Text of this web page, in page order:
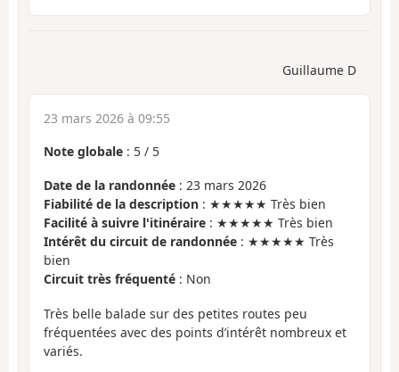
Guillaume D
23 mars 2026 à 09:55
Note globale : 5 / 5
Date de la randonnée : 23 mars 2026
Fiabilité de la description : ★★★★★ Très bien
Facilité à suivre l'itinéraire : ★★★★★ Très bien
Intérêt du circuit de randonnée : ★★★★★ Très
bien
Circuit très fréquenté : Non
Très belle balade sur des petites routes peu
fréquentées avec des points d’intérêt nombreux et
variés.